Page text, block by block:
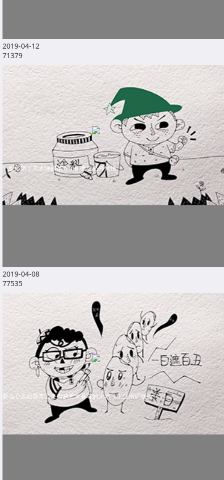
2019-04-12
71379
一般添加了美术绿的茶叶，颜色会格外鲜艳
2019-04-08
77535
要当心表面异常光亮但缺乏米香味的大米（工业用矿物油）